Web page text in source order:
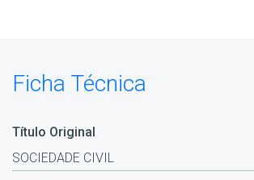
Ficha Técnica
Título Original
SOCIEDADE CIVIL